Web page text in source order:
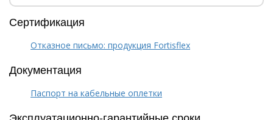
Сертификация
Отказное письмо: продукция Fortisflex
Документация
Паспорт на кабельные оплетки